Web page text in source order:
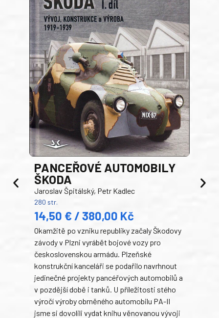
PANCEŘOVÉ AUTOMOBILY
ŠKODA
Jaroslav Špitálský, Petr Kadlec
280 str.
14,50 € / 380,00 Kč
Okamžitě po vzniku republiky začaly Škodovy
závody v Plzni vyrábět bojové vozy pro
československou armádu. Plzeňské
konstrukční kanceláři se podařilo navrhnout
jedinečné projekty pancéřových automobilů a
v pozdější době i tanků. U příležitosti stého
výročí výroby obrněného automobilu PA-II
jsme si dovolili vydat knihu věnovanou vývoji